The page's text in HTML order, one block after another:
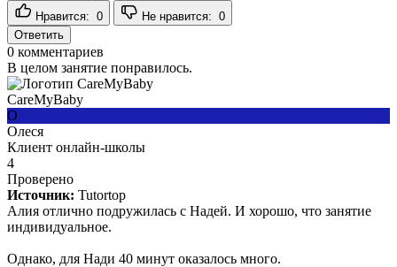
Нравится: 0 Не нравится: 0
Ответить
0 комментариев
В целом занятие понравилось.
CareMyBaby
О
Олеся
Клиент онлайн-школы
4
Проверено
Источник: Tutortop
Алия отлично подружилась с Надей. И хорошо, что занятие
индивидуальное.
Однако, для Нади 40 минут оказалось много.